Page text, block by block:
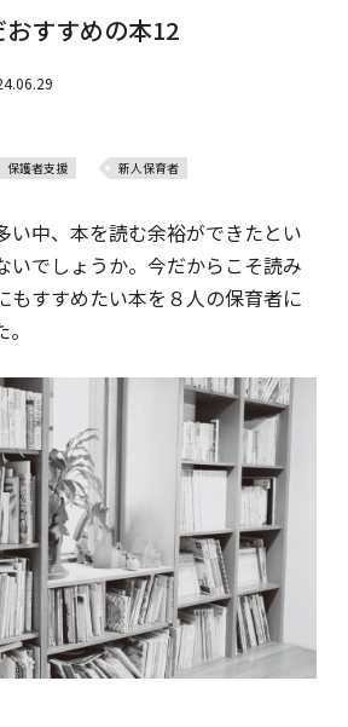
すすめの本12
保護者支援 新人保育者
い中、本を読む余裕ができたとい
いでしょうか。今だからこそ読み
もすすめたい本を８人の保育者に